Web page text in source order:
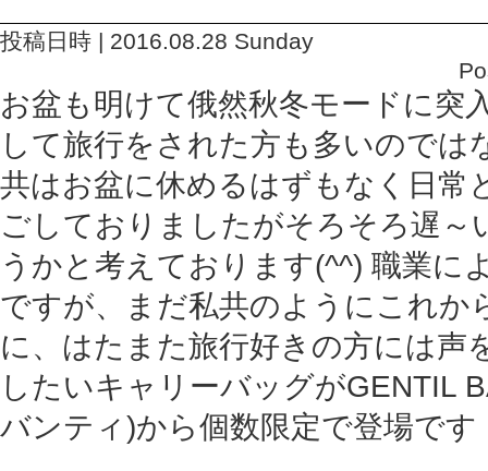
投稿日時 | 2016.08.28 Sunday
お盆も明けて俄然秋冬モードに突
して旅行をされた方も多いのでは
共はお盆に休めるはずもなく日常
ごしておりましたがそろそろ遅～
うかと考えております(^^) 職業に
ですが、まだ私共のようにこれか
に、はたまた旅行好きの方には声
したいキャリーバッグがGENTIL
バンティ)から個数限定で登場です